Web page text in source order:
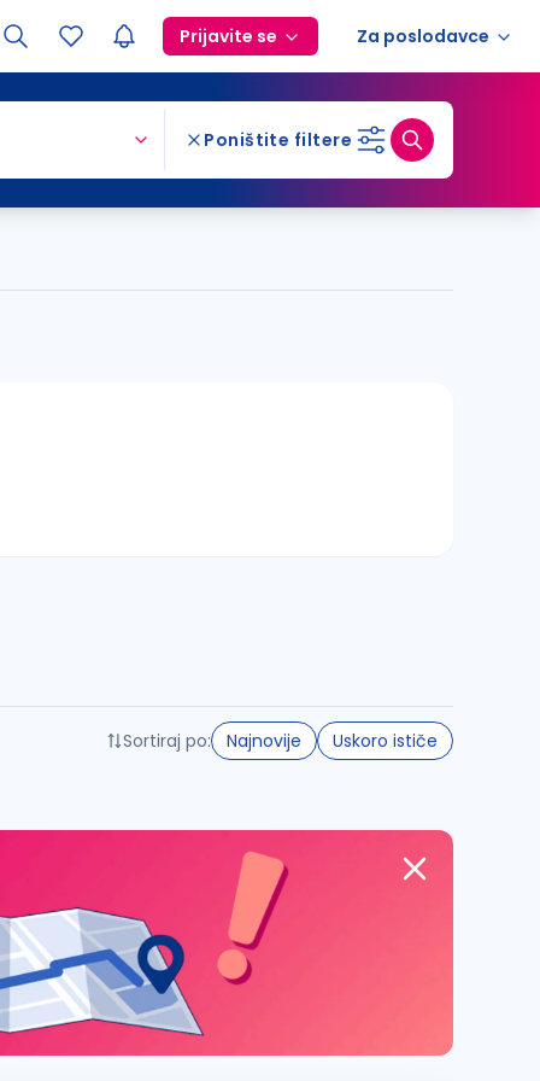
Prijavite se Za poslodavce
Poništite filtere
Sortiraj po: Najnovije Uskoro ističe